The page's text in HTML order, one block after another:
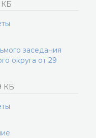
КБ
заседания
округа от 29
КБ